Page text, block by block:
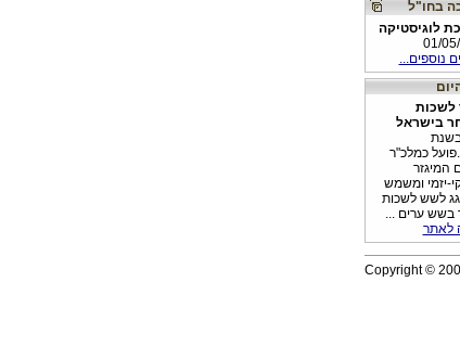
לייזר יחליף
באמצעות מטר
לוגיסטיקה
01/
נוספים...
לשכות
בישראל
1919.פועל כמלכ"ר
המיגזר
יזמי ומשמש
גג לשש לשכות
בשש ערים ...
לאתר
Copyright ©